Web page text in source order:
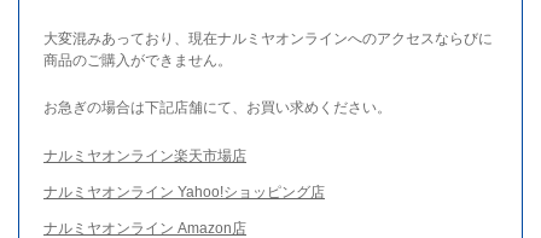
大変混みあっており、現在ナルミヤオンラインへのアクセスならびに
商品のご購入ができません。
お急ぎの場合は下記店舗にて、お買い求めください。
ナルミヤオンライン楽天市場店
ナルミヤオンライン Yahoo!ショッピング店
ナルミヤオンライン Amazon店